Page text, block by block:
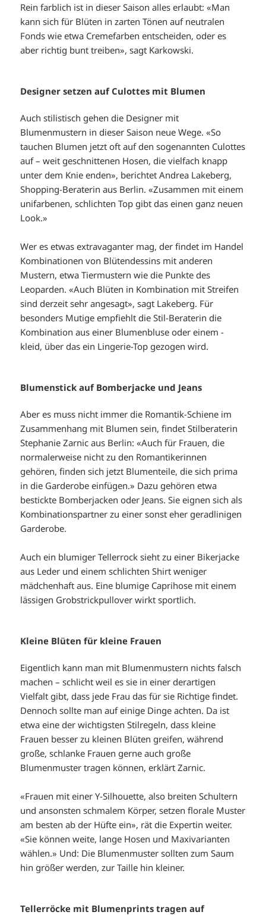
Rein farblich ist in dieser Saison alles erlaubt: «Man
kann sich für Blüten in zarten Tönen auf neutralen
Fonds wie etwa Cremefarben entscheiden, oder es
aber richtig bunt treiben», sagt Karkowski.
Designer setzen auf Culottes mit Blumen
Auch stilistisch gehen die Designer mit
Blumenmustern in dieser Saison neue Wege. «So
tauchen Blumen jetzt oft auf den sogenannten Culottes
auf – weit geschnittenen Hosen, die vielfach knapp
unter dem Knie enden», berichtet Andrea Lakeberg,
Shopping-Beraterin aus Berlin. «Zusammen mit einem
unifarbenen, schlichten Top gibt das einen ganz neuen
Look.»
Wer es etwas extravaganter mag, der findet im Handel
Kombinationen von Blütendessins mit anderen
Mustern, etwa Tiermustern wie die Punkte des
Leoparden. «Auch Blüten in Kombination mit Streifen
sind derzeit sehr angesagt», sagt Lakeberg. Für
besonders Mutige empfiehlt die Stil-Beraterin die
Kombination aus einer Blumenbluse oder einem -
kleid, über das ein Lingerie-Top gezogen wird.
Blumenstick auf Bomberjacke und Jeans
Aber es muss nicht immer die Romantik-Schiene im
Zusammenhang mit Blumen sein, findet Stilberaterin
Stephanie Zarnic aus Berlin: «Auch für Frauen, die
normalerweise nicht zu den Romantikerinnen
gehören, finden sich jetzt Blumenteile, die sich prima
in die Garderobe einfügen.» Dazu gehören etwa
bestickte Bomberjacken oder Jeans. Sie eignen sich als
Kombinationspartner zu einer sonst eher geradlinigen
Garderobe.
Auch ein blumiger Tellerrock sieht zu einer Bikerjacke
aus Leder und einem schlichten Shirt weniger
mädchenhaft aus. Eine blumige Caprihose mit einem
lässigen Grobstrickpullover wirkt sportlich.
Kleine Blüten für kleine Frauen
Eigentlich kann man mit Blumenmustern nichts falsch
machen – schlicht weil es sie in einer derartigen
Vielfalt gibt, dass jede Frau das für sie Richtige findet.
Dennoch sollte man auf einige Dinge achten. Da ist
etwa eine der wichtigsten Stilregeln, dass kleine
Frauen besser zu kleinen Blüten greifen, während
große, schlanke Frauen gerne auch große
Blumenmuster tragen können, erklärt Zarnic.
«Frauen mit einer Y-Silhouette, also breiten Schultern
und ansonsten schmalem Körper, setzen florale Muster
am besten ab der Hüfte ein», rät die Expertin weiter.
«Sie können weite, lange Hosen und Maxivarianten
wählen.» Und: Die Blumenmuster sollten zum Saum
hin größer werden, zur Taille hin kleiner.
Tellerröcke mit Blumenprints tragen auf